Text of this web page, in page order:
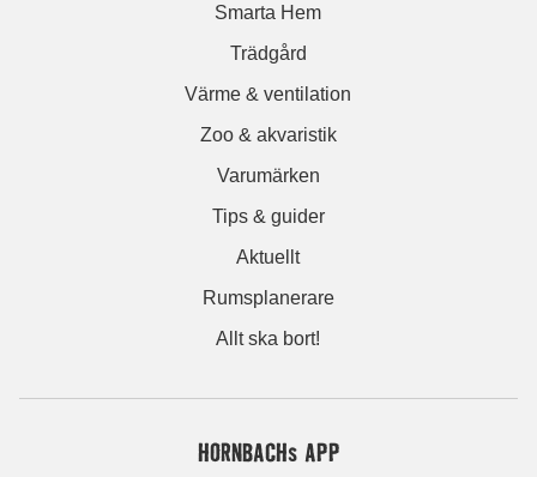
Smarta Hem
Trädgård
Värme & ventilation
Zoo & akvaristik
Varumärken
Tips & guider
Aktuellt
Rumsplanerare
Allt ska bort!
HORNBACHs APP